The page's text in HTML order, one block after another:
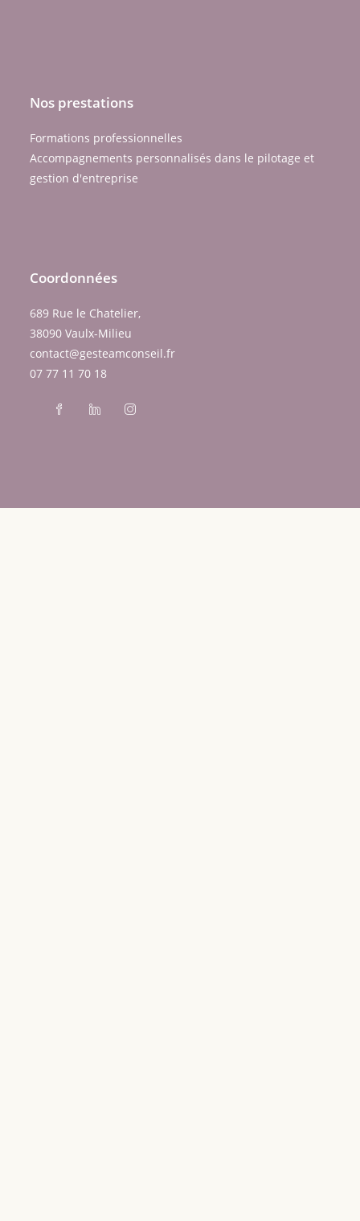
Nos prestations
Formations professionnelles
Accompagnements personnalisés dans le pilotage et
gestion d'entreprise
Coordonnées
689 Rue le Chatelier,
38090 Vaulx-Milieu
contact@gesteamconseil.fr
07 77 11 70 18